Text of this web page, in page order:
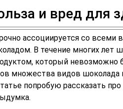
и вред для
ассоциируется со всеми
В течение многих лет
который невозможно
множества видов шоколада
попробую рассказать